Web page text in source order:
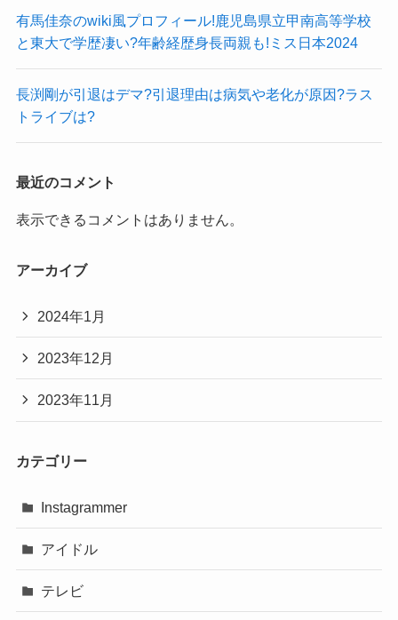
有馬佳奈のwiki風プロフィール!鹿児島県立甲南高等学校
と東大で学歴凄い?年齢経歴身長両親も!ミス日本2024
長渕剛が引退はデマ?引退理由は病気や老化が原因?ラス
トライブは?
最近のコメント
表示できるコメントはありません。
アーカイブ
2024年1月
2023年12月
2023年11月
カテゴリー
Instagrammer
アイドル
テレビ